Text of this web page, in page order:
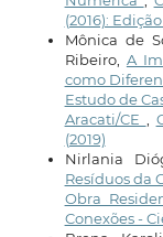
(2016):
Mônica de
Ribeiro, A
como
Estudo de
Aracati/CE ,
(2019)
Nirlania
Resíduos da
Obra
Conexões -